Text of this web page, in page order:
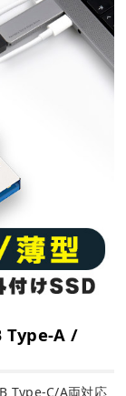
Type-A /
Type-C/A両対応